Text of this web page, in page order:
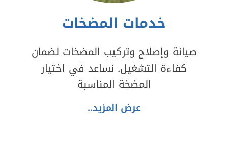
خدمات المضخات
صيانة وإصلاح وتركيب المضخات لضمان
كفاءة التشغيل. نساعد في اختيار
المضخة المناسبة
عرض المزيد..